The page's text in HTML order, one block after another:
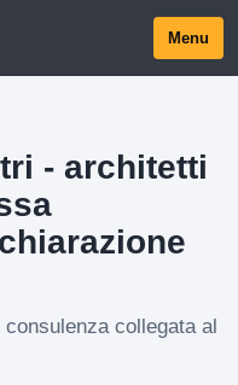
Menu
- architetti
collegata al